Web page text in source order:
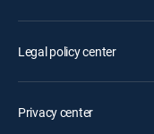
Legal policy center
Privacy center